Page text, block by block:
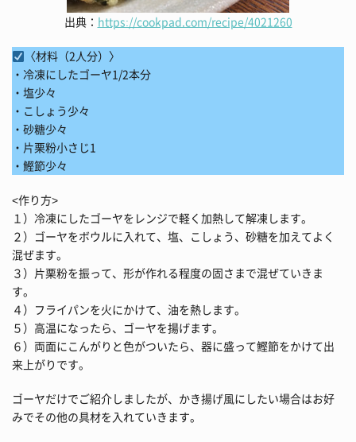
出典： https://cookpad.com/recipe/4021260
〈材料（2人分）〉
・冷凍にしたゴーヤ1/2本分
・塩少々
・こしょう少々
・砂糖少々
・片栗粉小さじ1
・鰹節少々
<作り方>
１）冷凍にしたゴーヤをレンジで軽く加熱して解凍します。
２）ゴーヤをボウルに入れて、塩、こしょう、砂糖を加えてよく
混ぜます。
３）片栗粉を振って、形が作れる程度の固さまで混ぜていきま
す。
４）フライパンを火にかけて、油を熱します。
５）高温になったら、ゴーヤを揚げます。
６）両面にこんがりと色がついたら、器に盛って鰹節をかけて出
来上がりです。
ゴーヤだけでご紹介しましたが、かき揚げ風にしたい場合はお好
みでその他の具材を入れていきます。